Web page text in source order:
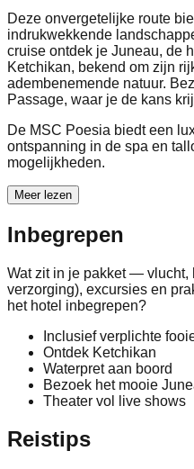
Deze onvergetelijke route
indrukwekkende
cruise ontdek je Juneau, de
Ketchikan, bekend om zijn
adembenemende natuur.
Passage, waar je de kans
De MSC Poesia biedt een
ontspanning in de spa en
mogelijkheden.
Meer lezen
Inbegrepen
Wat zit in je pakket — vlucht,
verzorging), excursies en
het hotel inbegrepen?
Inclusief verplichte
Ontdek Ketchikan
Waterpret aan boord
Bezoek het mooie
Theater vol live shows
Reistips